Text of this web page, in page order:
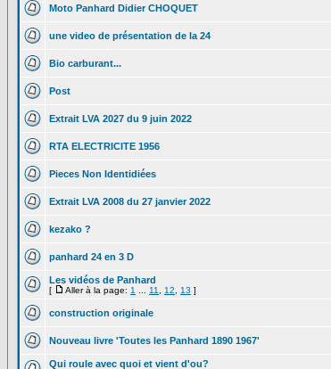
Moto Panhard Didier CHOQUET
une video de présentation de la 24
Bio carburant...
Post
Extrait LVA 2027 du 9 juin 2022
RTA ELECTRICITE 1956
Pieces Non Identidiées
Extrait LVA 2008 du 27 janvier 2022
kezako ?
panhard 24 en 3 D
Les vidéos de Panhard
[ Aller à la page: 1 11 12 13 ]
construction originale
Nouveau livre 'Toutes les Panhard 1890 1967'
Qui roule avec quoi et vient d'ou?